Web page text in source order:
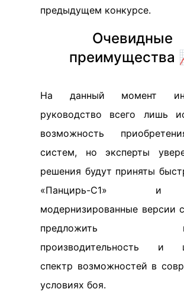
предыдущем конкурсе.
Очевидные
преимущества
На данный момент
руководство всего лишь
возможность
систем, но эксперты
решения будут приняты
«Панцирь-С1»
модернизированные версии
предложить
производительность и
спектр возможностей в
условиях боя.